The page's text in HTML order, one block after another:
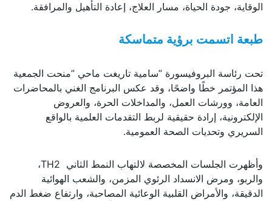
الوقاية، جودة الحياة، مسار العلاج، إعادة التأهيل والمرافقة.
طبعة اتسمت برؤية متماسكة
تحت رئاسة البروفيسورة ”سامية تاريغت ماحي ”منحت الجمعية
هذا المؤتمر خطًا واضحًا، وقد عكس البرنامج الغني بالمحاضرات
العامة، وورشات العمل، والمداخلات الحرة، والعروض
الإلكترونية، إرادة حقيقية لربط التقدمات العلمية بالواقع
السريري وتحديات الصحة العمومية.
وأظهرت الجلسات المخصصة لالتهاب النمط الثاني TH2،
والربو، ومرض الانسداد الرئوي المزمن، والشعب الهوائية
الدقيقة، والأمراض القلبية الوعائية المصاحبة، وارتفاع ضغط الدم